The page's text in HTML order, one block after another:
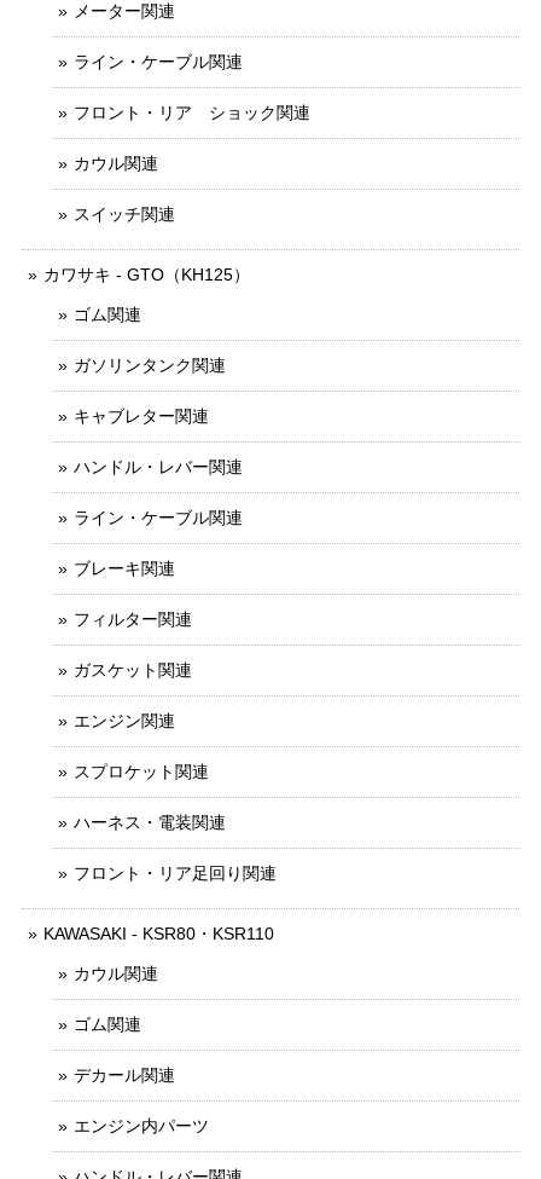
メーター関連
ライン・ケーブル関連
フロント・リア ショック関連
カウル関連
スイッチ関連
カワサキ - GTO（KH125）
ゴム関連
ガソリンタンク関連
キャブレター関連
ハンドル・レバー関連
ライン・ケーブル関連
ブレーキ関連
フィルター関連
ガスケット関連
エンジン関連
スプロケット関連
ハーネス・電装関連
フロント・リア足回り関連
KAWASAKI - KSR80・KSR110
カウル関連
ゴム関連
デカール関連
エンジン内パーツ